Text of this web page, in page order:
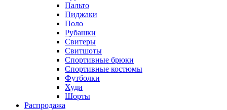
Пальто
Пиджаки
Поло
Рубашки
Свитеры
Свитшоты
Спортивные брюки
Спортивные костюмы
Футболки
Худи
Шорты
Распродажа